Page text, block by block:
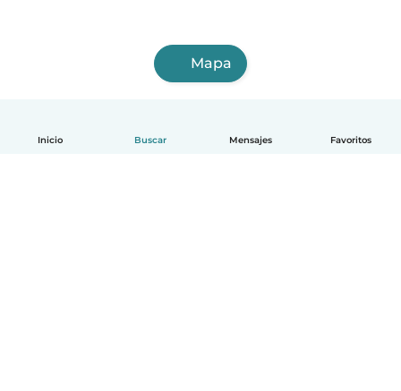
Inicio Buscar Mensajes Favoritos
Mapa